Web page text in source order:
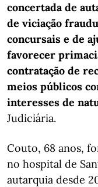
concertada de
de viciação
concursais e de
favorecer
contratação de
meios públicos
interesses de
Judiciária.
Couto, 68 anos,
no hospital de
autarquia desde